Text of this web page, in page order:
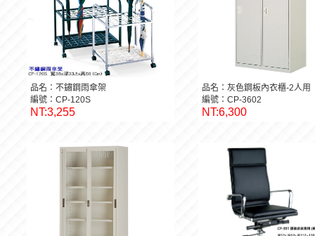
品名：不鏽鋼雨傘架
編號：CP-120S
NT:3,255
品名：灰色鋼板內衣櫃-2人用
編號：CP-3602
NT:6,300